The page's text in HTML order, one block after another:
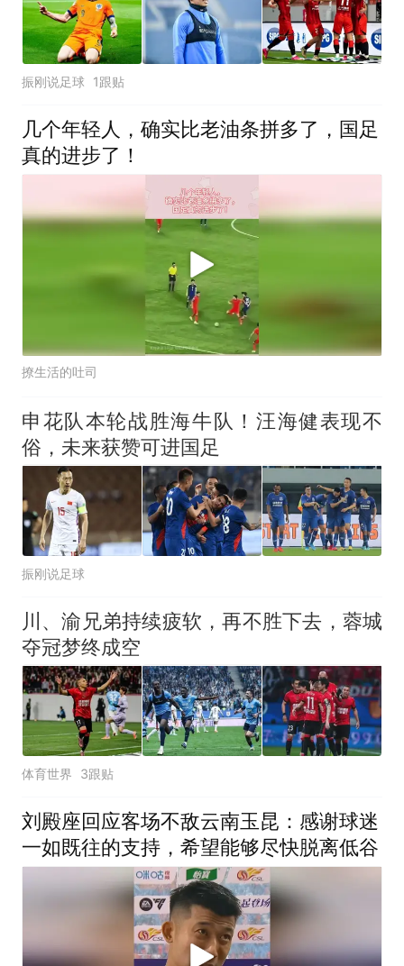
振刚说足球 1跟贴
几个年轻人，确实比老油条拼多了，国足
真的进步了！
撩生活的吐司
申花队本轮战胜海牛队！汪海健表现不
俗，未来获赞可进国足
振刚说足球
川、渝兄弟持续疲软，再不胜下去，蓉城
夺冠梦终成空
体育世界 3跟贴
刘殿座回应客场不敌云南玉昆：感谢球迷
一如既往的支持，希望能够尽快脱离低谷